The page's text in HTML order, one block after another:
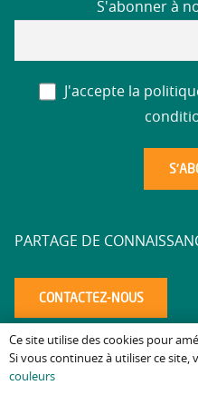
S'abonner à
J'accepte la
PARTAGE DE
CONTACTEZ-NOUS
Mentions légales–Politique
Ce site utilise des cookies pour
Si vous continuez à utiliser ce site,
couleurs